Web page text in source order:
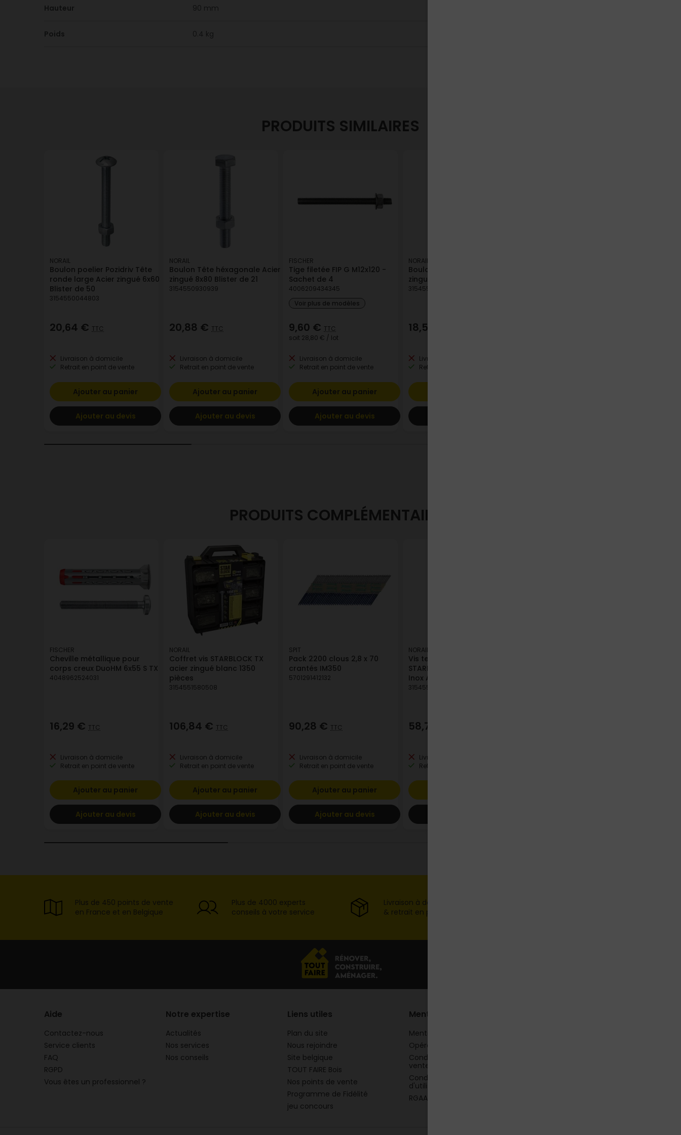
Hauteur 90 mm
Poids 0.4 kg
PRODUITS SIMILAIRES
NORAIL
Boulon poelier Pozidriv Tête
ronde large Acier zingué 6x60
Blister de 50
3154550044803
20,64 € TTC
Livraison à domicile
Retrait en point de vente
Ajouter au panier
Ajouter au devis
NORAIL
Boulon Tête héxagonale Acier
zingué 8x80 Blister de 21
3154550930939
20,88 € TTC
Livraison à domicile
Retrait en point de vente
Ajouter au panier
Ajouter au devis
FISCHER
Tige filetée FIP G M12x120 -
Sachet de 4
4006209434345
Voir plus de modèles
9,60 € TTC
soit 28,80 € / lot
Livraison à domicile
Retrait en point de vente
Ajouter au panier
Ajouter au devis
NORAIL
Boulon Tête héxagonale Acier
zingué 8x20 Blister de 40
3154550930830
18,50 €
Livraison à domicile
Retrait en point de vente
PRODUITS COMPLÉMENTAIRES
FISCHER
Cheville métallique pour
corps creux DuoHM 6x55 S TX
4048962524031
16,29 € TTC
Livraison à domicile
Retrait en point de vente
Ajouter au panier
Ajouter au devis
NORAIL
Coffret vis STARBLOCK TX
acier zingué blanc 1350
pièces
3154551580508
106,84 € TTC
Livraison à domicile
Retrait en point de vente
Ajouter au panier
Ajouter au devis
SPIT
Pack 2200 clous 2,8 x 70
crantés IM350
5701291412132
90,28 € TTC
Livraison à domicile
Retrait en point de vente
Ajouter au panier
Ajouter au devis
NORAIL
Vis terrasse simple filet
STARBLOCK TX Tête réduite
Inox A2 5x50 Fix Box de 500
3154551549369
58,71 €
Livraison à domicile
Retrait en point de vente
Plus de 450 points de vente
en France et en Belgique
Plus de 4000 experts
conseils à votre service
Livraison à domicile
& retrait en point de vente
Aide
Contactez-nous
Service clients
FAQ
RGPD
Vous êtes un professionnel ?
Notre expertise
Actualités
Nos services
Nos conseils
Liens utiles
Plan du site
Nous rejoindre
Site belgique
TOUT FAIRE Bois
Nos points de vente
Programme de Fidélité
jeu concours
Mentions
Mentions légales
Opération commerciale
Conditions générales de
vente
Conditions générales
d'utilisation
RGAA